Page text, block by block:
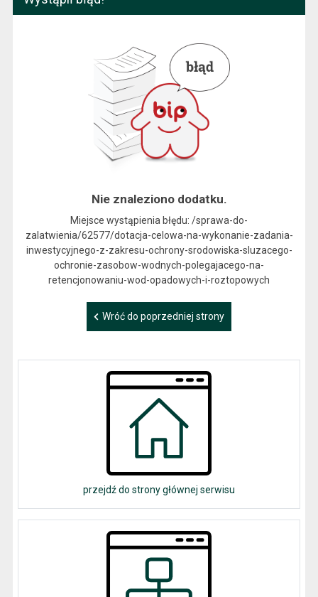
Nie znaleziono dodatku.
Miejsce wystąpienia błędu: /sprawa-do-
zalatwienia/62577/dotacja-celowa-na-wykonanie-zadania-
inwestycyjnego-z-zakresu-ochrony-srodowiska-sluzacego-
ochronie-zasobow-wodnych-polegajacego-na-
retencjonowaniu-wod-opadowych-i-roztopowych
Wróć do poprzedniej strony
przejdź do strony głównej serwisu